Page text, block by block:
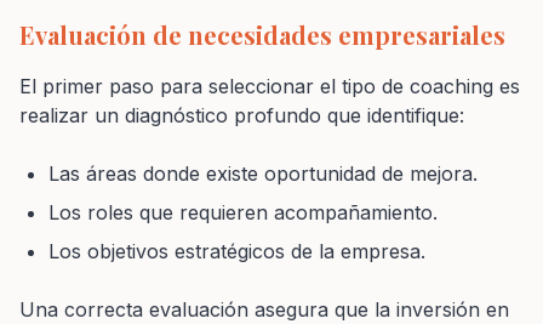
Evaluación de necesidades empresariales
El primer paso para seleccionar el tipo de coaching es
realizar un diagnóstico profundo que identifique:
Las áreas donde existe oportunidad de mejora.
Los roles que requieren acompañamiento.
Los objetivos estratégicos de la empresa.
Una correcta evaluación asegura que la inversión en